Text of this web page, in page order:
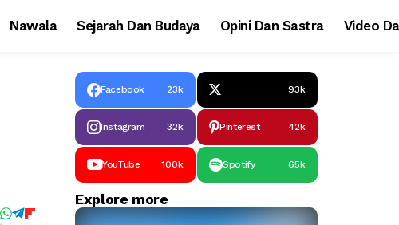
Nawala Sejarah Dan Budaya Opini Dan Sastra Video
Facebook 23k 93k
Instagram 32k Pinterest 42k
YouTube 100k Spotify 65k
Explore more